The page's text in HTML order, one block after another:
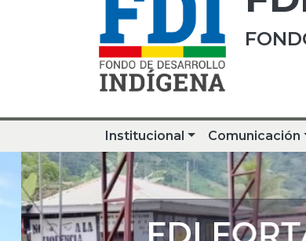
Institucional Comunicación